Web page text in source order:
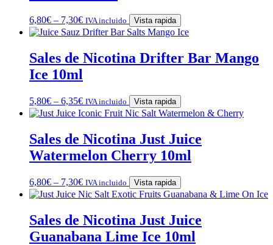
6,80€ – 7,30€ IVA incluido Vista rapida
Sales de Nicotina Drifter Bar Mango
Ice 10ml
5,80€ – 6,35€ IVA incluido Vista rapida
Sales de Nicotina Just Juice
Watermelon Cherry 10ml
6,80€ – 7,30€ IVA incluido Vista rapida
Sales de Nicotina Just Juice
Guanabana Lime Ice 10ml